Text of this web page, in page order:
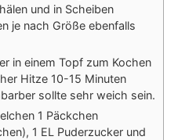
und in Scheiben
je nach Größe ebenfalls
in einem Topf zum Kochen
Hitze 10-15 Minuten
sollte sehr weich sein.
1 Päckchen
1 EL Puderzucker und